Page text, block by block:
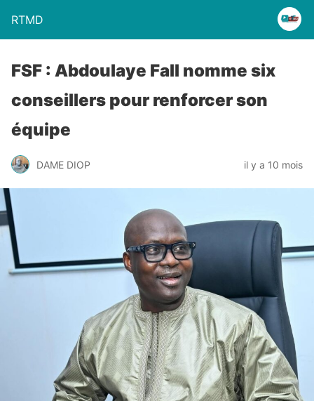
RTMD
FSF : Abdoulaye Fall nomme six
conseillers pour renforcer son
équipe
DAME DIOP il y a 10 mois